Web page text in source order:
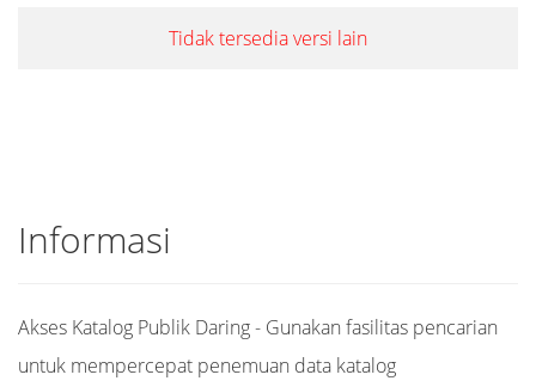
Tidak tersedia versi lain
Informasi
Akses Katalog Publik Daring - Gunakan fasilitas pencarian
untuk mempercepat penemuan data katalog